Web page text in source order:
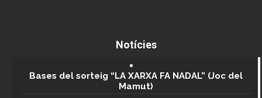
Notícies
Bases del sorteig “LA XARXA FA NADAL” (Joc del
Mamut)